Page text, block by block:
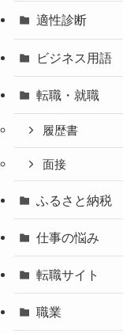
適性診断
ビジネス用語
転職・就職
履歴書
面接
ふるさと納税
仕事の悩み
転職サイト
職業